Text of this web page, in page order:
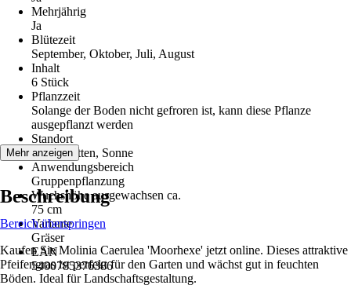
Mehrjährig
Ja
Blütezeit
September, Oktober, Juli, August
Inhalt
6 Stück
Pflanzzeit
Solange der Boden nicht gefroren ist, kann diese Pflanze
ausgepflanzt werden
Standort
Halbschatten, Sonne
Anwendungsbereich
Gruppenpflanzung
Wuchshöhe ausgewachsen ca.
75 cm
Variante
Gräser
EAN
5400785376386
Mehr anzeigen
Beschreibung
Bereich überspringen
Kaufen Sie Molinia Caerulea 'Moorhexe' jetzt online. Dieses attraktive
Pfeifengras ist perfekt für den Garten und wächst gut in feuchten
Böden. Ideal für Landschaftsgestaltung.